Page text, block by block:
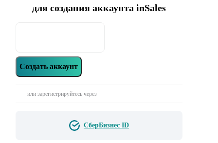
для создания аккаунта inSales
Создать аккаунт
или зарегистрируйтесь через
СберБизнес ID